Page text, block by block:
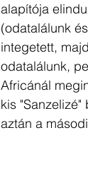
alapítója
(odatalálunk
integetett,
odatalálunk,
Africánál
kis
aztán a